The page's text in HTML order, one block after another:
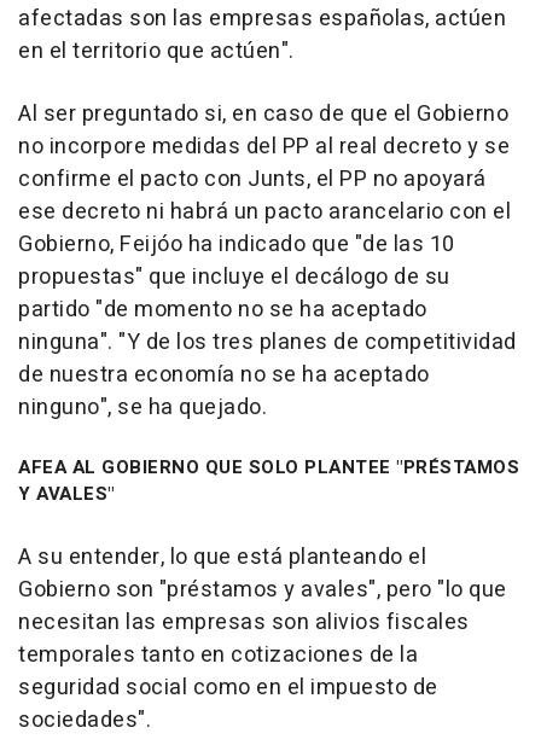
afectadas son las empresas españolas, actúen
en el territorio que actúen".
Al ser preguntado si, en caso de que el Gobierno
no incorpore medidas del PP al real decreto y se
confirme el pacto con Junts, el PP no apoyará
ese decreto ni habrá un pacto arancelario con el
Gobierno, Feijóo ha indicado que "de las 10
propuestas" que incluye el decálogo de su
partido "de momento no se ha aceptado
ninguna". "Y de los tres planes de competitividad
de nuestra economía no se ha aceptado
ninguno", se ha quejado.
AFEA AL GOBIERNO QUE SOLO PLANTEE "PRÉSTAMOS
Y AVALES"
A su entender, lo que está planteando el
Gobierno son "préstamos y avales", pero "lo que
necesitan las empresas son alivios fiscales
temporales tanto en cotizaciones de la
seguridad social como en el impuesto de
sociedades".